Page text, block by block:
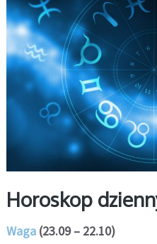
Horoskop
Waga(23.09 – 22.10)